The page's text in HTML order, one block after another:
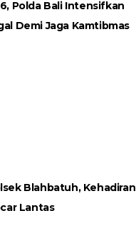
Polda Bali Intensifkan
Demi Jaga Kamtibmas
Blahbatuh, Kehadiran
Lantas